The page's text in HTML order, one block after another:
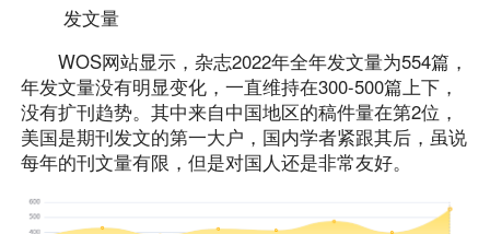
发文量
WOS网站显示，杂志2022年全年发文量为554篇，
年发文量没有明显变化，一直维持在300-500篇上下，
没有扩刊趋势。其中来自中国地区的稿件量在第2位，
美国是期刊发文的第一大户，国内学者紧跟其后，虽说
每年的刊文量有限，但是对国人还是非常友好。